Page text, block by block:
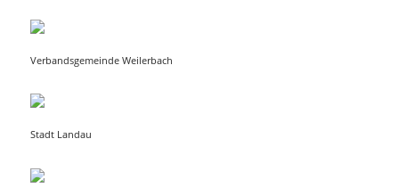
Verbandsgemeinde Weilerbach
Stadt Landau